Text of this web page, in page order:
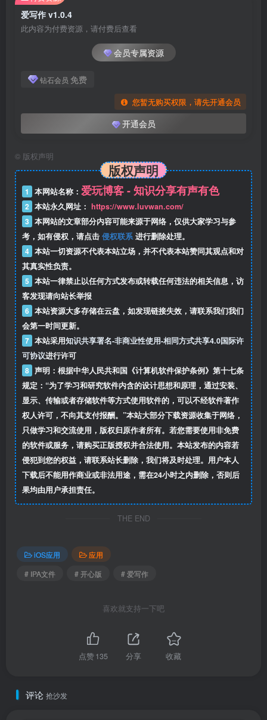
爱写作 v1.0.4
此内容为付费资源，请付费后查看
会员专属资源
钻石会员 免费
您暂无购买权限，请先开通会员
开通会员
© 版权声明
版权声明
1 本网站名称： 爱玩博客 - 知识分享有声有色
2 本站永久网址： https://www.luvwan.com/
3 本网站的文章部分内容可能来源于网络，仅供大家学习与参
考，如有侵权，请点击 侵权联系 进行删除处理。
4 本站一切资源不代表本站立场，并不代表本站赞同其观点和对
其真实性负责。
5 本站一律禁止以任何方式发布或转载任何违法的相关信息，访
客发现请向站长举报
6 本站资源大多存储在云盘，如发现链接失效，请联系我们我们
会第一时间更新。
7 本站采用知识共享署名-非商业性使用-相同方式共享4.0国际许
可协议进行许可
8 声明：根据中华人民共和国《计算机软件保护条例》第十七条
规定：“为了学习和研究软件内含的设计思想和原理，通过安装、
显示、传输或者存储软件等方式使用软件的，可以不经软件著作
权人许可，不向其支付报酬。”本站大部分下载资源收集于网络，
只做学习和交流使用，版权归原作者所有。若您需要使用非免费
的软件或服务，请购买正版授权并合法使用。本站发布的内容若
侵犯到您的权益，请联系站长删除，我们将及时处理。用户本人
下载后不能用作商业或非法用途，需在24小时之内删除，否则后
果均由用户承担责任。
THE END
iOS应用
应用
# IPA文件
# 开心版 # 爱写作
喜欢就支持一下吧
点赞135 分享 收藏
评论 抢沙发